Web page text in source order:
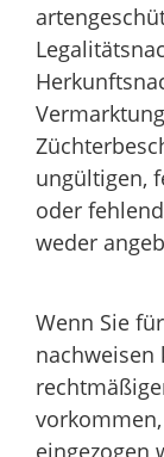
ungültigen,
oder
weder
Wenn Sie
nachweisen
eingezogen